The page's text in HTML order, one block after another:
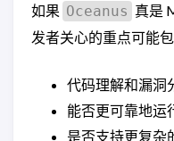
如果 Oceanus 真是
发者关心的重点可能包
代码理解和漏洞
能否更可靠地运
是否支持更复杂